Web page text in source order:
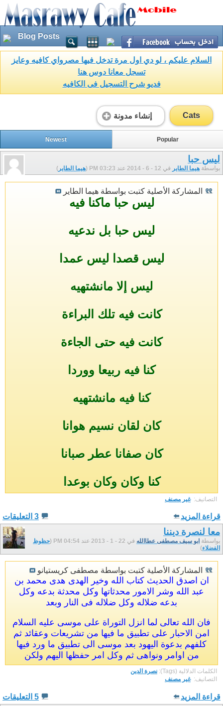
Blog Posts
السلام عليكم ، لو دي اول مرة تدخل فيها مصرواي كافيه وعايز
تسجل معانا دوس هنا
فديو شرح التسجيل فى الكافيه
إنشاء مدونة Cats
Newest Popular
ليس حبا
بواسطة هيما الطاير في 12 - 6 - 2014 عند 03:23 PM ( هيما الطاير )
المشاركة الأصلية كتبت بواسطة هيما الطاير
ليس حبا ماكنا فيه
ليس حبا بل ندعيه
ليس قصدا ليس عمدا
ليس إلا مانشتهيه
كانت فيه تلك البراءة
كانت فيه حتى الجاءة
كنا فيه ربيعا ووردا
كنا فيه مانشتهيه
كان لقان نسيم هوانا
كان صفانا عطر صبانا
كنا وكان وكان بوعدا
التصانيف: ‏غير مصنف
3 التعليقات قراءة المزيد
معا لنصرة ديننا
بواسطة ابو سيف مصطفى عطاالله في 22 - 1 - 2013 عند 04:54 PM (
حظوظ
الفضلاء)
المشاركة الأصلية كتبت بواسطة مصطفى كريستيانو
ان اصدق الحديث كتاب الله وخير الهدى هدى محمد بن
عبد الله وشر الامور محدثاتها وكل محدثة بدعه وكل
بدعه ضلاله وكل ضلاله فى النار وبعد
فان الله تعالى لما انزل التوراة على موسى عليه السلام
امن الاحبار على تطبيق ما فيها من تشريعات وعقائد ثم
كلفهم بدعوة اليهود بعد موسى الى تطبيق ما ورد فيها
من اوامر ونواهى ثم وكل امر حفظها اليهم ولكن
الكلمات الدلالية (Tags):
نصرة الدين
التصانيف: ‏غير مصنف
5 التعليقات قراءة المزيد